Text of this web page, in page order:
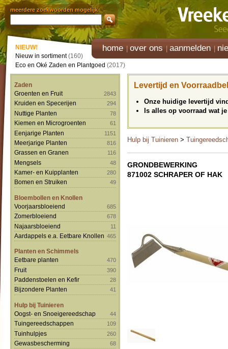
meerdere zoekwoorden mogelijk
home over ons aanmelden
NIEUW!
Nieuw in sortiment(160)
Eco en Oké Zaden en Plantgoed (2017)
Zaden
Groenten en Fruit
2843
Kruiden en Specerijen 294
Nuttige Planten 78
Kiemen en Microgroenten 61
Eenjarige Planten 1151
Meerjarige Planten 816
Grassen en Granen 116
Mengsels 48
Kamer- en Kuipplanten 280
Bomen en Struiken 49
Bloembollen en Knollen
Voorjaarsbloeiend
685
Zomerbloeiend 678
Najaarsbloeiend 11
Aardappels e.a. Eetbare Knollen 465
Planten en Schimmels
Eetbare planten
470
Fruit 390
Paddenstoelen en Kefir 28
Bijzondere Planten 41
Hulp bij Tuinieren
Oogst- en Snoeigereedschap
44
Tuingereedschappen 109
Tuinhulpjes 260
Gewasbescherming 68
Levertijd en
Onze huidige levertijd
Is alles op voorraad wat
Hulp bij Tuinieren >
GRONDBEWERKING
871002 SCHRAPER OF HAK